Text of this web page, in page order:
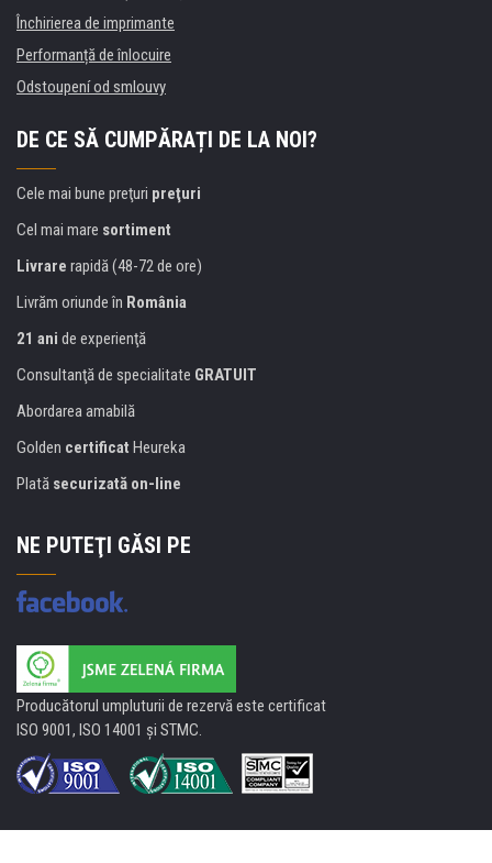
Închirierea de imprimante
Performanță de înlocuire
Odstoupení od smlouvy
DE CE SĂ CUMPĂRAȚI DE LA NOI?
Cele mai bune preţuri preţuri
Cel mai mare sortiment
Livrare rapidă (48-72 de ore)
Livrăm oriunde în România
21 ani de experienţă
Consultanţă de specialitate GRATUIT
Abordarea amabilă
Golden certificat Heureka
Plată securizată on-line
NE PUTEŢI GĂSI PE
Producătorul umpluturii de rezervă este certificat
ISO 9001, ISO 14001 şi STMC.